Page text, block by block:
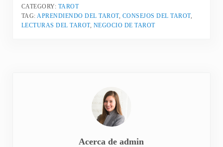
CATEGORY: TAROT
TAG:APRENDIENDO DEL TAROT, CONSEJOS DEL TAROT,
LECTURAS DEL TAROT, NEGOCIO DE TAROT
Acerca deadmin